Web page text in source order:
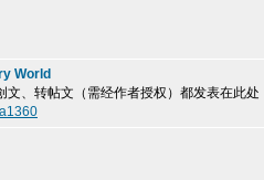
World
、转帖文（需经作者授权）都发表在此